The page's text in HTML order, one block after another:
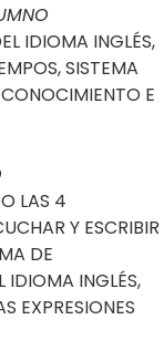
IDIOMA INGLÉS,
SISTEMA
E
LAS 4
Y ESCRIBIR
DE
IDIOMA INGLÉS,
EXPRESIONES